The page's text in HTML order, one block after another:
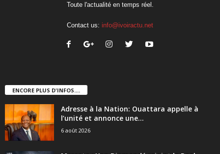
Toute l'actualité en temps réel.
Contact us: info@ivoiractu.net
ENCORE PLUS D'INFOS....
Adresse à la Nation: Ouattara appelle à
l’unité et annonce une...
6 août 2026